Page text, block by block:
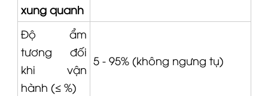
xung quanh
Độ ẩm
tương đối
khi vận
hành (≤ %)
5 - 95% (không ngưng tụ)